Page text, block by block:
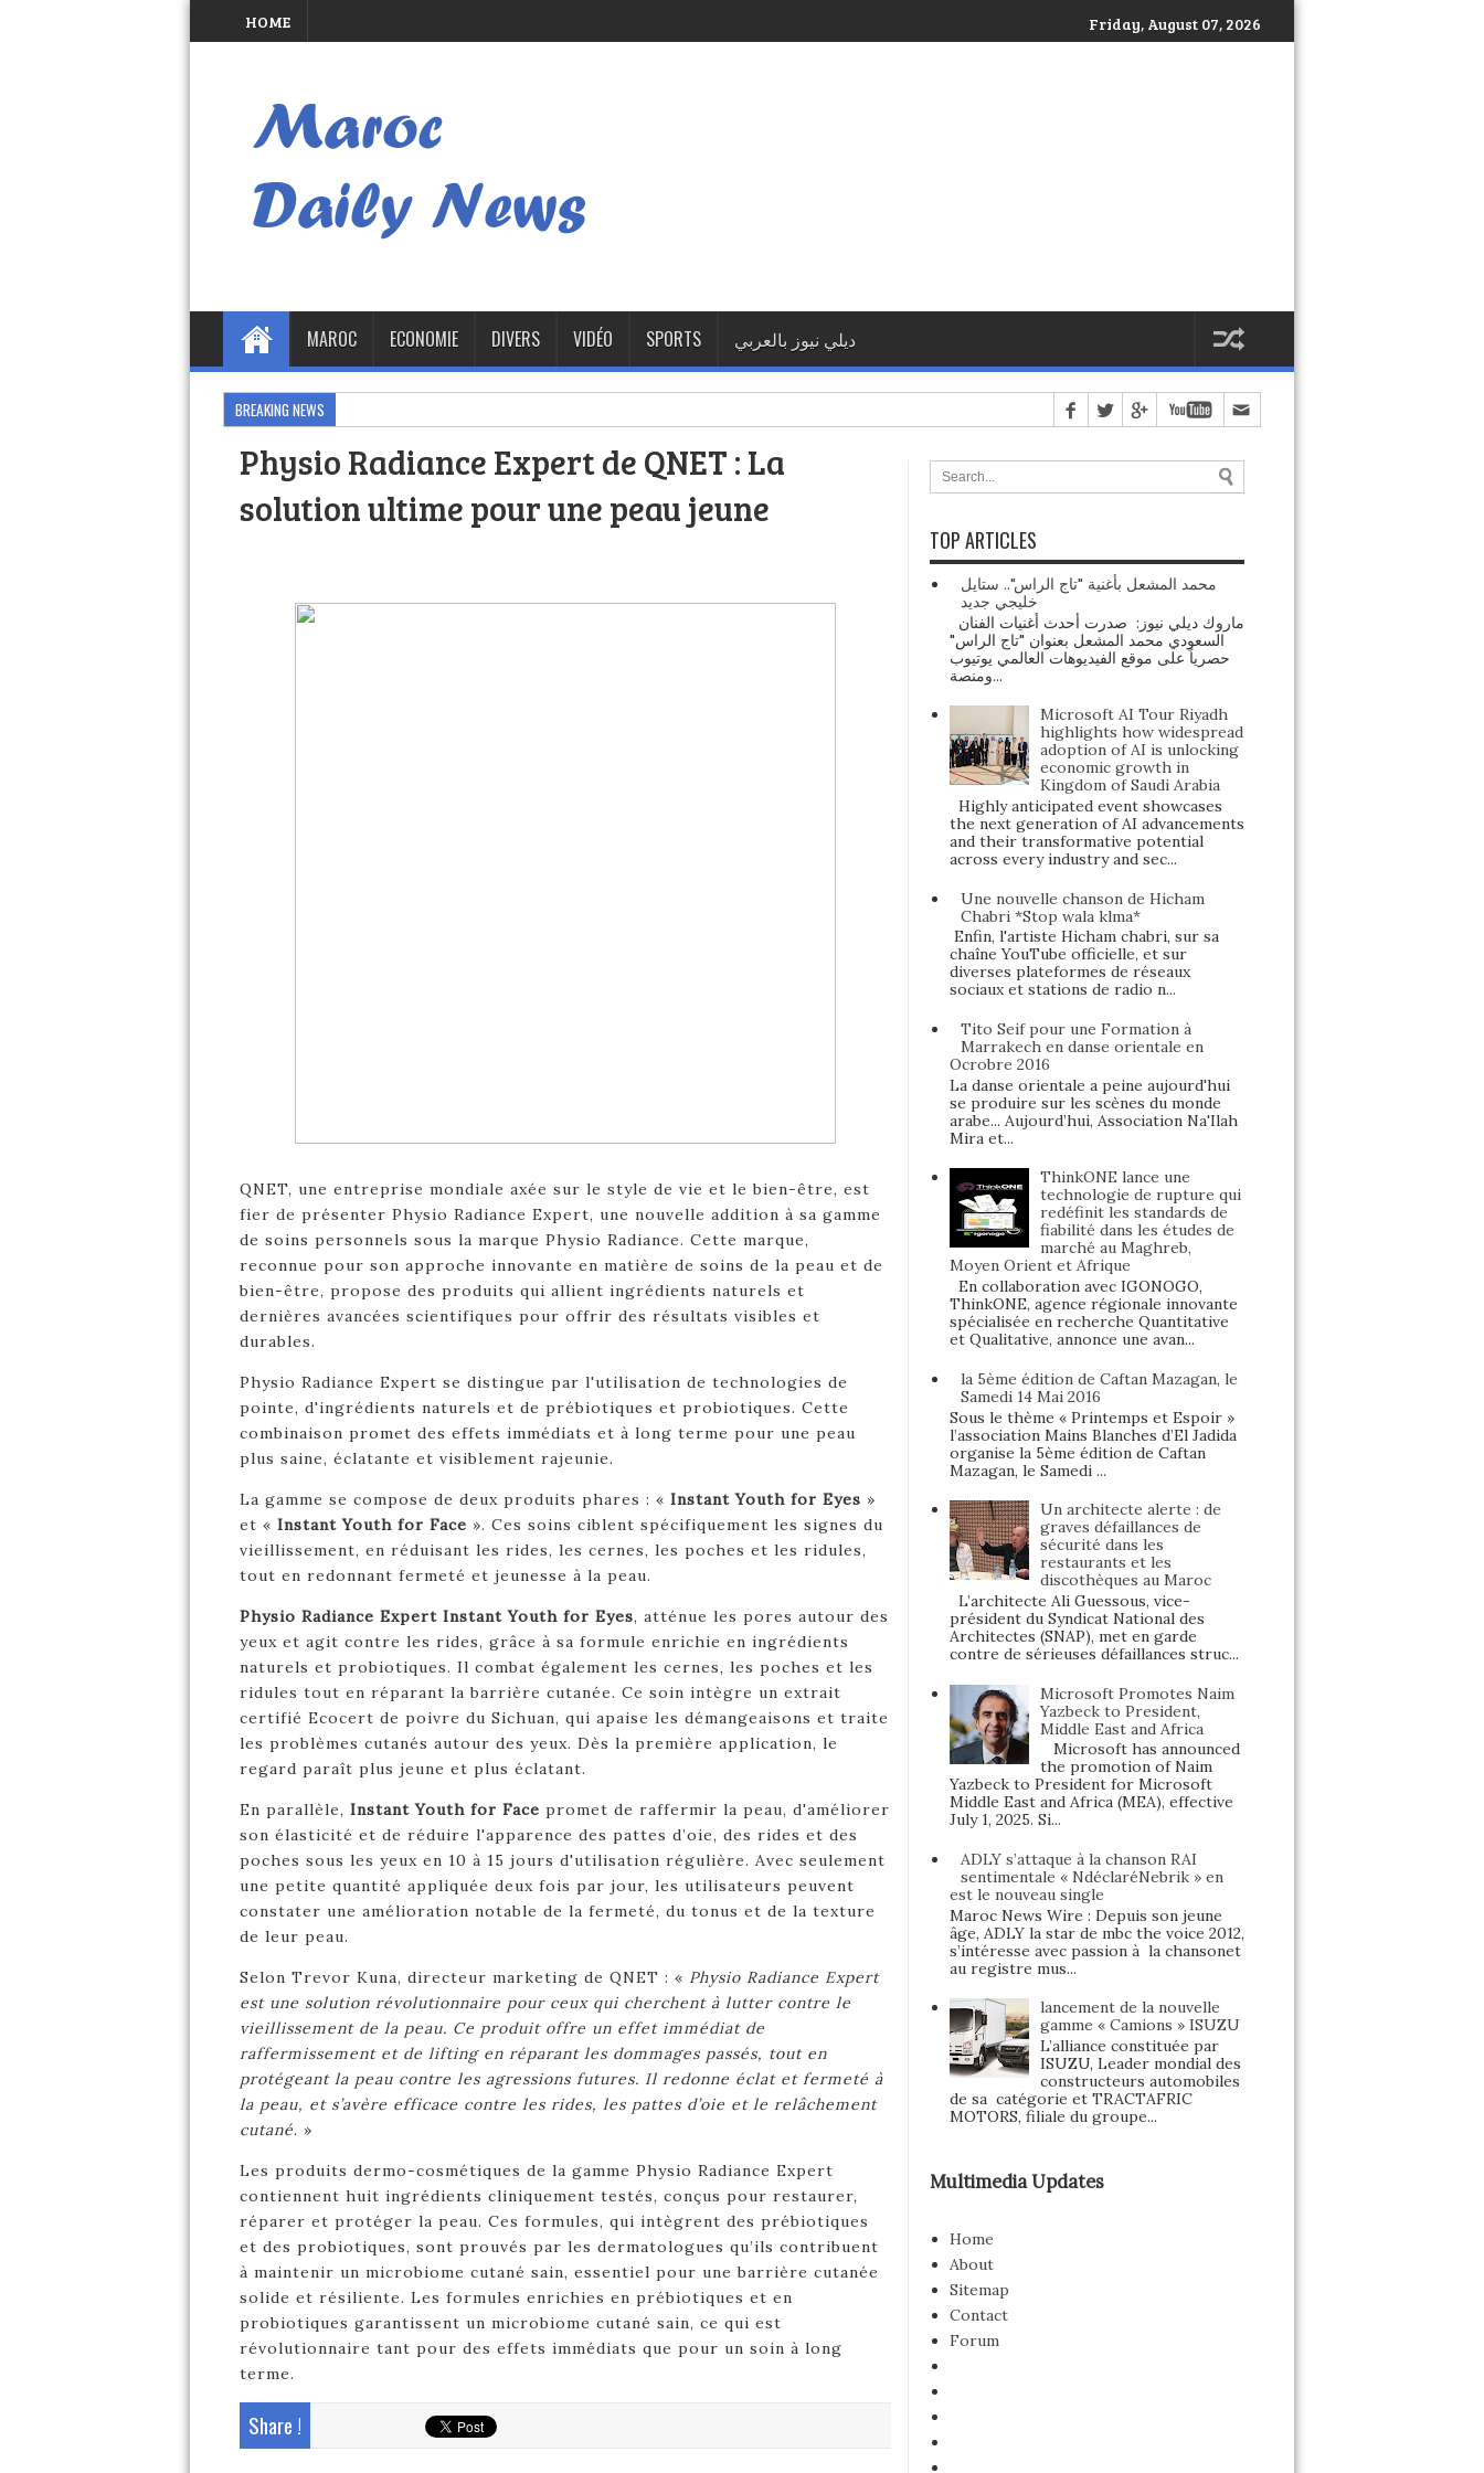
HOME Friday, August 07, 2026
MAROC ECONOMIE DIVERS VIDÉO SPORTS ديلي نيوز بالعربي
BREAKING NEWS
Physio Radiance Expert de QNET : La
solution ultime pour une peau jeune
QNET, une entreprise mondiale axée sur le style de vie et le bien-être, est
fier de présenter Physio Radiance Expert, une nouvelle addition à sa gamme
de soins personnels sous la marque Physio Radiance. Cette marque,
reconnue pour son approche innovante en matière de soins de la peau et de
bien-être, propose des produits qui allient ingrédients naturels et
dernières avancées scientifiques pour offrir des résultats visibles et
durables.
Physio Radiance Expert se distingue par l'utilisation de technologies de
pointe, d'ingrédients naturels et de prébiotiques et probiotiques. Cette
combinaison promet des effets immédiats et à long terme pour une peau
plus saine, éclatante et visiblement rajeunie.
La gamme se compose de deux produits phares : « Instant Youth for Eyes »
et « Instant Youth for Face ». Ces soins ciblent spécifiquement les signes du
vieillissement, en réduisant les rides, les cernes, les poches et les ridules,
tout en redonnant fermeté et jeunesse à la peau.
Physio Radiance Expert Instant Youth for Eyes, atténue les pores autour des
yeux et agit contre les rides, grâce à sa formule enrichie en ingrédients
naturels et probiotiques. Il combat également les cernes, les poches et les
ridules tout en réparant la barrière cutanée. Ce soin intègre un extrait
certifié Ecocert de poivre du Sichuan, qui apaise les démangeaisons et traite
les problèmes cutanés autour des yeux. Dès la première application, le
regard paraît plus jeune et plus éclatant.
En parallèle, Instant Youth for Face promet de raffermir la peau, d'améliorer
son élasticité et de réduire l'apparence des pattes d’oie, des rides et des
poches sous les yeux en 10 à 15 jours d'utilisation régulière. Avec seulement
une petite quantité appliquée deux fois par jour, les utilisateurs peuvent
constater une amélioration notable de la fermeté, du tonus et de la texture
de leur peau.
Selon Trevor Kuna, directeur marketing de QNET : « Physio Radiance Expert
est une solution révolutionnaire pour ceux qui cherchent à lutter contre le
vieillissement de la peau. Ce produit offre un effet immédiat de
raffermissement et de lifting en réparant les dommages passés, tout en
protégeant la peau contre les agressions futures. Il redonne éclat et fermeté à
la peau, et s’avère efficace contre les rides, les pattes d’oie et le relâchement
cutané. »
Les produits dermo-cosmétiques de la gamme Physio Radiance Expert
contiennent huit ingrédients cliniquement testés, conçus pour restaurer,
réparer et protéger la peau. Ces formules, qui intègrent des prébiotiques
et des probiotiques, sont prouvés par les dermatologues qu’ils contribuent
à maintenir un microbiome cutané sain, essentiel pour une barrière cutanée
solide et résiliente. Les formules enrichies en prébiotiques et en
probiotiques garantissent un microbiome cutané sain, ce qui est
révolutionnaire tant pour des effets immédiats que pour un soin à long
terme.
Share !
TOP ARTICLES
محمد المشعل بأغنية "تاج الراس".. ستايل
خليجي جديد
السعودي محمد المشعل بعنوان "تاج الراس"
حصرياً على موقع الفيديوهات العالمي يوتيوب
ومنصة...
Microsoft AI Tour Riyadh
highlights how widespread
adoption of AI is unlocking
economic growth in
Kingdom of Saudi Arabia
Highly anticipated event showcases
the next generation of AI advancements
and their transformative potential
across every industry and sec...
Une nouvelle chanson de Hicham
Chabri *Stop wala klma*
Enfin, l'artiste Hicham chabri, sur sa
chaîne YouTube officielle, et sur
diverses plateformes de réseaux
sociaux et stations de radio n...
Tito Seif pour une Formation à
Marrakech en danse orientale en
Ocrobre 2016
La danse orientale a peine aujourd'hui
se produire sur les scènes du monde
arabe... Aujourd’hui, Association Na'Ilah
Mira et...
ThinkONE lance une
technologie de rupture qui
redéfinit les standards de
fiabilité dans les études de
marché au Maghreb,
Moyen Orient et Afrique
En collaboration avec IGONOGO,
ThinkONE, agence régionale innovante
spécialisée en recherche Quantitative
et Qualitative, annonce une avan...
la 5ème édition de Caftan Mazagan, le
Samedi 14 Mai 2016
Sous le thème « Printemps et Espoir »
l’association Mains Blanches d’El Jadida
organise la 5ème édition de Caftan
Mazagan, le Samedi ...
Un architecte alerte : de
graves défaillances de
sécurité dans les
restaurants et les
discothèques au Maroc
L’architecte Ali Guessous, vice-
président du Syndicat National des
Architectes (SNAP), met en garde
contre de sérieuses défaillances struc...
Microsoft Promotes Naim
Yazbeck to President,
Middle East and Africa
Microsoft has announced
the promotion of Naim
Yazbeck to President for Microsoft
Middle East and Africa (MEA), effective
July 1, 2025. Si...
ADLY s’attaque à la chanson RAI
sentimentale « NdéclaréNebrik » en
est le nouveau single
Maroc News Wire : Depuis son jeune
âge, ADLY la star de mbc the voice 2012,
s’intéresse avec passion à la chansonet
au registre mus...
lancement de la nouvelle
gamme « Camions » ISUZU
L’alliance constituée par
ISUZU, Leader mondial des
constructeurs automobiles
de sa catégorie et TRACTAFRIC
MOTORS, filiale du groupe...
Multimedia Updates
Home
About
Sitemap
Contact
Forum